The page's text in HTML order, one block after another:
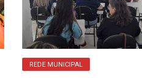
REDE MUNICIPAL